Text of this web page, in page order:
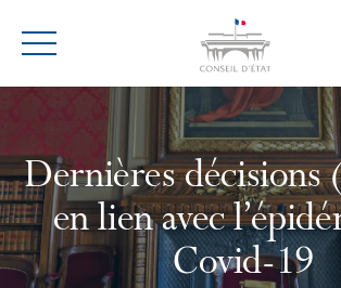
Menu
Dernières décisions
en lien avec
Covid-19